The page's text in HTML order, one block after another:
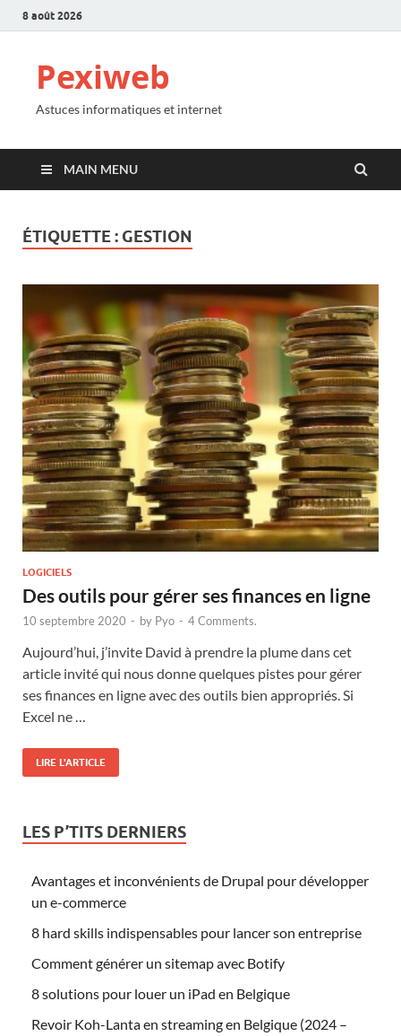
8 août 2026
Pexiweb
Astuces informatiques et internet
MAIN MENU
ÉTIQUETTE : GESTION
LOGICIELS
Des outils pour gérer ses finances en ligne
10 septembre 2020 - by Pyo - 4 Comments.
Aujourd’hui, j’invite David à prendre la plume dans cet
article invité qui nous donne quelques pistes pour gérer
ses finances en ligne avec des outils bien appropriés. Si
Excel ne …
LIRE L'ARTICLE
LES P’TITS DERNIERS
Avantages et inconvénients de Drupal pour développer
un e-commerce
8 hard skills indispensables pour lancer son entreprise
Comment générer un sitemap avec Botify
8 solutions pour louer un iPad en Belgique
Revoir Koh-Lanta en streaming en Belgique (2024 –